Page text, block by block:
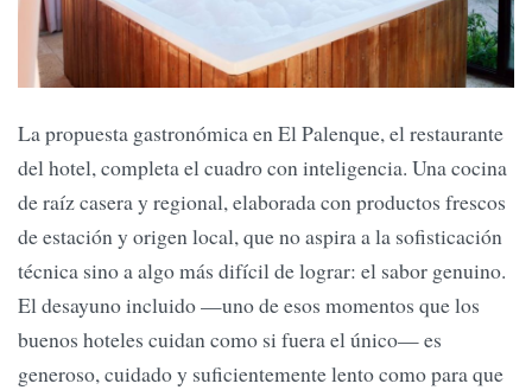
La propuesta gastronómica en El Palenque, el restaurante
del hotel, completa el cuadro con inteligencia. Una cocina
de raíz casera y regional, elaborada con productos frescos
de estación y origen local, que no aspira a la sofisticación
técnica sino a algo más difícil de lograr: el sabor genuino.
El desayuno incluido —uno de esos momentos que los
buenos hoteles cuidan como si fuera el único— es
generoso, cuidado y suficientemente lento como para que